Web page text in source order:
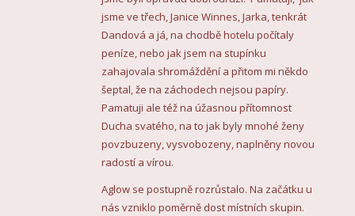
jsme ve třech, Janice Winnes, Jarka, tenkrát
Dandová a já, na chodbě hotelu počítaly
peníze, nebo jak jsem na stupínku
zahajovala shromáždění a přitom mi někdo
šeptal, že na záchodech nejsou papíry.
Pamatuji ale též na úžasnou přítomnost
Ducha svatého, na to jak byly mnohé ženy
povzbuzeny, vysvobozeny, naplněny novou
radostí a vírou.
Aglow se postupně rozrůstalo. Na začátku u
nás vzniklo poměrně dost místních skupin.